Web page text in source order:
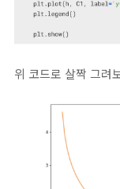
위 코드로 살짝 그려